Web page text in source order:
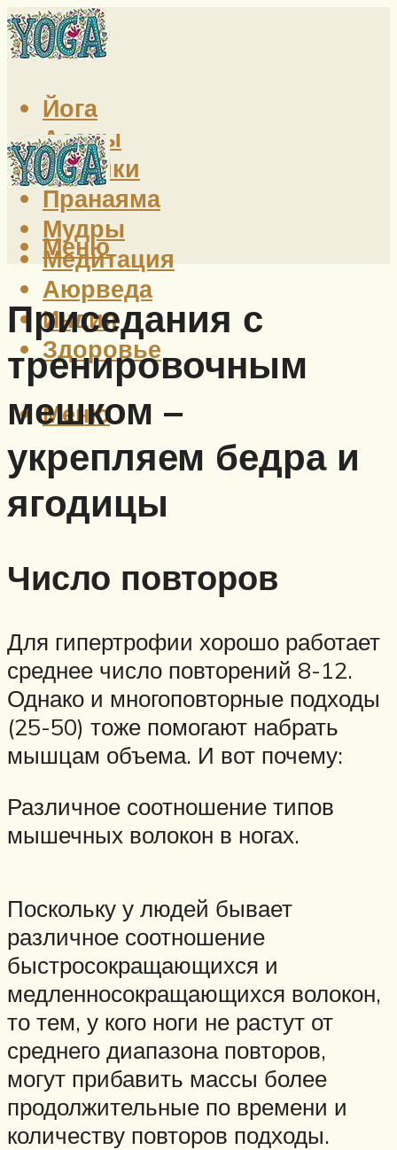
Йога
Асаны
Техники
Пранаяма
Мудры
Медитация
Аюрведа
Индия
Здоровье
Меню
Меню
Приседания с
тренировочным
мешком –
укрепляем бедра и
ягодицы
Число повторов
Для гипертрофии хорошо работает
среднее число повторений 8-12.
Однако и многоповторные подходы
(25-50) тоже помогают набрать
мышцам объема. И вот почему:
Различное соотношение типов
мышечных волокон в ногах.
Поскольку у людей бывает
различное соотношение
быстросокращающихся и
медленносокращающихся волокон,
то тем, у кого ноги не растут от
среднего диапазона повторов,
могут прибавить массы более
продолжительные по времени и
количеству повторов подходы.